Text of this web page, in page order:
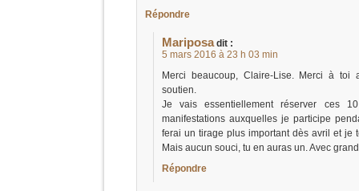
Répondre
Mariposa dit :
5 mars 2016 à 23 h 03 min
Merci beaucoup, Claire-Lise. Merci à
soutien.
Je vais essentiellement réserver ces
manifestations auxquelles je participe
ferai un tirage plus important dès avril et je
Mais aucun souci, tu en auras un. Avec
Répondre